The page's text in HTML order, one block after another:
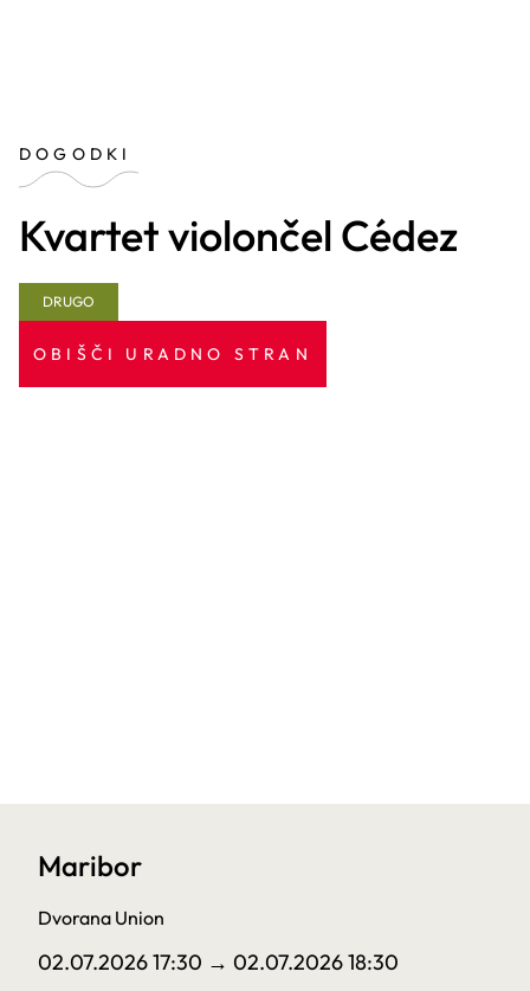
DOGODKI
Kvartet violončel Cédez
DRUGO
OBIŠČI URADNO STRAN
Maribor
Dvorana Union
02.07.2026 17:30 → 02.07.2026 18:30